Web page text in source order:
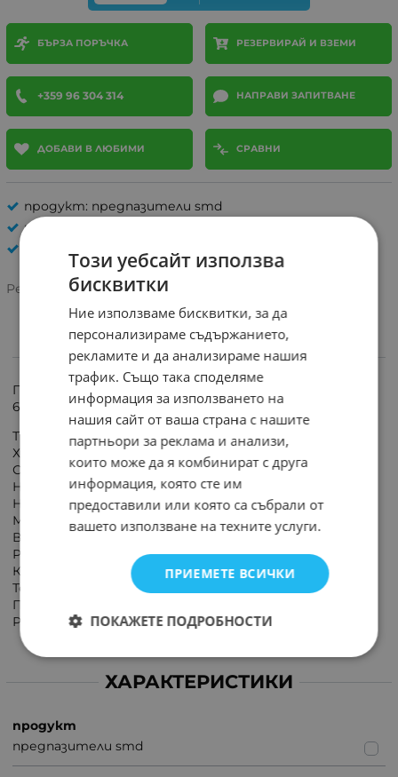
БЪРЗА ПОРЪЧКА РЕЗЕРВИРАЙ И ВЗЕМИ
+359 96 304 314 НАПРАВИ ЗАПИТВАНЕ
ДОБАВИ В ЛЮБИМИ СРАВНИ
продукт: предпазители smd
ток (A): 10
Рейтинг:
ИНФОРМАЦИЯ
Предпазител керамичен, стопяем, SMD 10A, 350VAC,
60VDC
Тип предпазител: стопяем
Характеристика на предпазителя: бърз
Способност за изключване: 50A / 350V AC
Номинален ток: 10A
Номинално напрежение: 60V DC/350V AC
Монтаж: SMD
Вид предпазител: керамичен
Размер на предпазителя: 6,1x2,54x2,54mm
Кутия: 2410
Температура за запояване: 260°C / 30 s
Покритие на контакта: посребрен
Работна температура: -55...125°C
ХАРАКТЕРИСТИКИ
продукт
предпазители smd
Този уебсайт използва
бисквитки
Ние използваме бисквитки, за да
персонализираме съдържанието,
рекламите и да анализираме нашия
трафик. Също така споделяме
информация за използването на
нашия сайт от ваша страна с нашите
партньори за реклама и анализи,
които може да я комбинират с друга
информация, която сте им
предоставили или която са събрали от
вашето използване на техните услуги.
ПРИЕМЕТЕ ВСИЧКИ
ПОКАЖЕТЕ ПОДРОБНОСТИ